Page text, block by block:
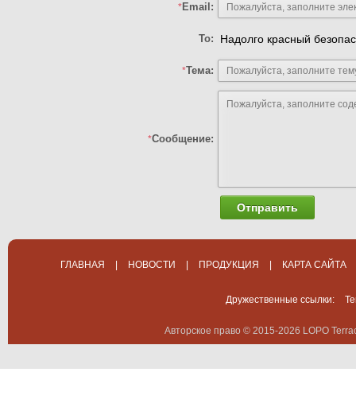
*Email:
To: Надолго красный
*Тема:
*Сообщение:
Отправить
ГЛАВНАЯ НОВОСТИ ПРОДУКЦИЯ КАРТА САЙТА
Дружественные ссылки:
Авторское право © 2015-2026 LOPO